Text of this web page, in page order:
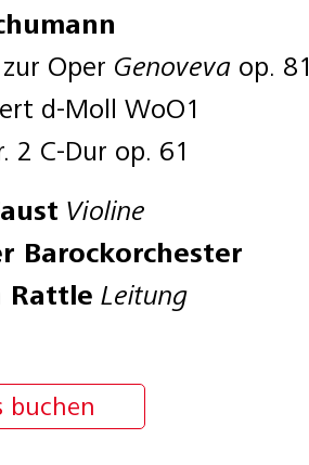
Oper Genoveva op. 81
d-Moll WoO1
2 C-Dur op. 61
Violine
Barockorchester
Rattle Leitung
buchen